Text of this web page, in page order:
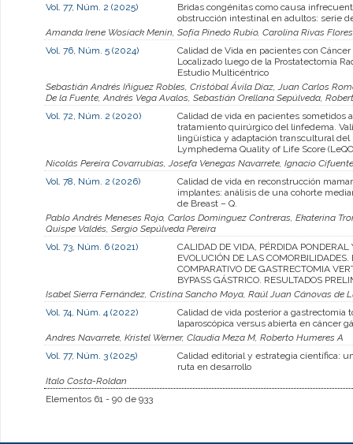
Vol. 77, Núm. 2 (2025)
Bridas congénitas como causa
obstrucción intestinal en adultos: serie
Amanda Irene Wosiack Menin, Sofía Pinedo Rubio, Carolina Rivas Flores
Vol. 76, Núm. 5 (2024)
Calidad de Vida en pacientes con Cáncer
Localizado luego de la Prostatectomía
Estudio Multicéntrico
Sebastián Andrés Iñiguez Robles, Cristóbal Ávila Díaz, Juan Carlos
De la Fuente, Andrés Vega Avalos, Sebastián Orellana Sepúlveda,
Vol. 72, Núm. 2 (2020)
Calidad de vida en pacientes sometidos
tratamiento quirúrgico del linfedema.
lingüística y adaptación transcultural del
Lymphedema Quality of Life Score
Nicolás Pereira Covarrubias, Josefa Venegas Navarrete, Ignacio
Vol. 78, Núm. 2 (2026)
Calidad de vida en reconstrucción
implantes: análisis de una cohorte
de Breast – Q.
Pablo Andrés Meneses Rojo, Carlos Dominguez Contreras, Ekaterina
Quispe Valdés, Sergio Sepúlveda Pereira
Vol. 73, Núm. 6 (2021)
CALIDAD DE VIDA, PÉRDIDA PONDERAL
EVOLUCIÓN DE LAS COMORBILIDADES.
COMPARATIVO DE GASTRECTOMIA
BYPASS GÁSTRICO. RESULTADOS
Isabel Sierra Fernández, Cristina Sancho Moya, Raúl Juan Cánovas de
Vol. 74, Núm. 4 (2022)
Calidad de vida posterior a gastrectomia
laparoscópica versus abierta en cáncer
Andres Navarrete, Kristel Werner, Claudia Meza M, Roberto Humeres A
Vol. 77, Núm. 3 (2025)
Calidad editorial y estrategia científica:
ruta en desarrollo
Italo Costa-Roldan
Elementos 61 - 90 de 933